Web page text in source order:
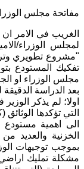
مفاتحة مجلس
الغريب في الامر ان
"مشروع تطويري
تفكيك المستودع
مجلس الوزراء او
بعد الدراسة
التي تؤكدها
الى اهمية مستودع
الخزنية والعديد
بموجب توجيهات
مشكلة تمليك اراضي